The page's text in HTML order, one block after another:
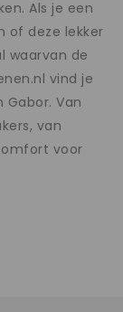
Als je een
of deze lekker
waarvan de
vind je
Van
van
voor